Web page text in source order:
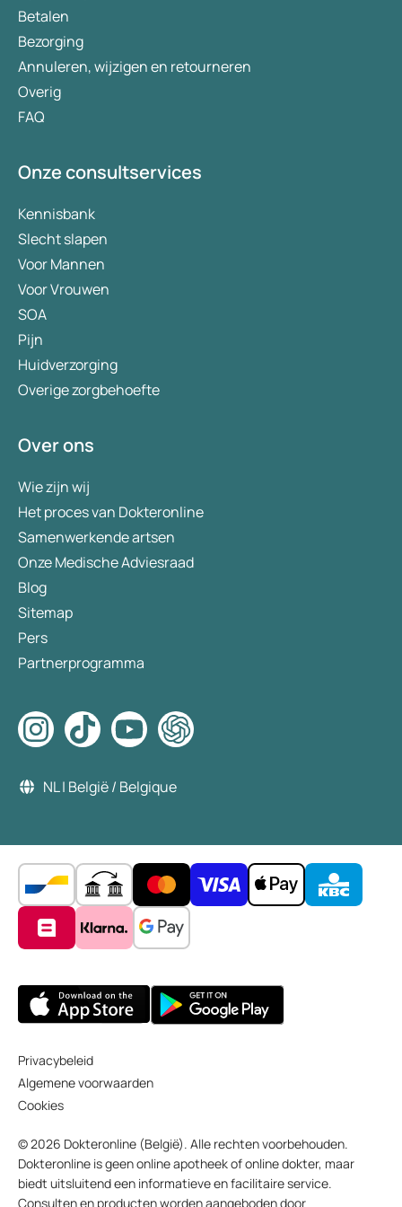
aan gewichtsverlies en hoe deze factoren
geoptimaliseerd kunnen worden voor een
gezondere levensstijl.
Betalen
Bezorging
Annuleren, wijzigen en retourneren
Overig
FAQ
Onze consultservices
Kennisbank
Slecht slapen
Voor Mannen
Voor Vrouwen
SOA
Pijn
Huidverzorging
Overige zorgbehoefte
Over ons
Wie zijn wij
Het proces van Dokteronline
Samenwerkende artsen
Onze Medische Adviesraad
Blog
Sitemap
Pers
Partnerprogramma
NL | België / Belgique
Privacybeleid
Algemene voorwaarden
Cookies
© 2026 Dokteronline (België). Alle rechten voorbehouden.
Dokteronline is geen online apotheek of online dokter, maar
biedt uitsluitend een informatieve en facilitaire service.
Consulten en producten worden aangeboden door